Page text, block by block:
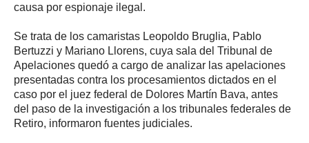
causa por espionaje ilegal.
Se trata de los camaristas Leopoldo Bruglia, Pablo
Bertuzzi y Mariano Llorens, cuya sala del Tribunal de
Apelaciones quedó a cargo de analizar las apelaciones
presentadas contra los procesamientos dictados en el
caso por el juez federal de Dolores Martín Bava, antes
del paso de la investigación a los tribunales federales de
Retiro, informaron fuentes judiciales.